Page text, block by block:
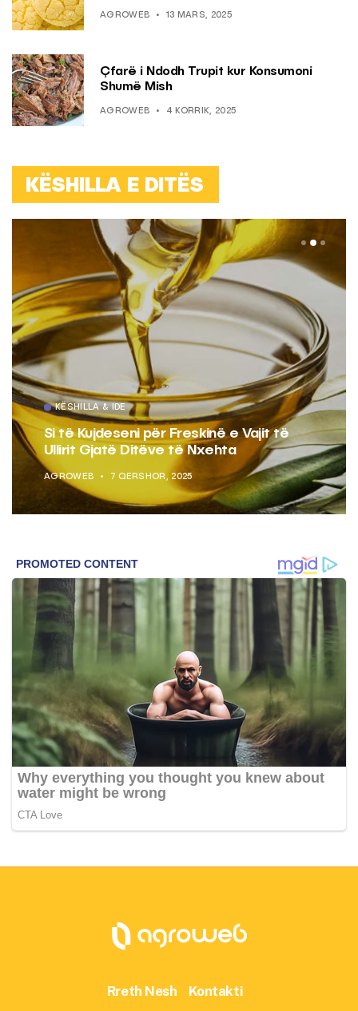
AGROWEB 13 MARS, 2025
Çfarë i Ndodh Trupit kur Konsumoni
Shumë Mish
AGROWEB 4 KORRIK, 2025
KËSHILLA E DITËS
KËSHILLA & IDE
Si të Kujdeseni për Freskinë e Vajit të
Ullirit Gjatë Ditëve të Nxehta
AGROWEB 7 QERSHOR, 2025
Rreth Nesh Kontakti